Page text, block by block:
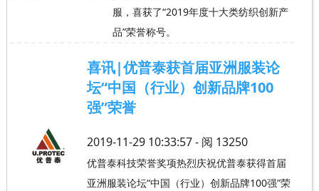
服，喜获了“2019年度十大类纺织创新产
品”荣誉称号。
喜讯|优普泰获首届亚洲服装论
坛“中国（行业）创新品牌100
强”荣誉
2019-11-29 10:33:57 - 阅 13250
优普泰科技荣誉奖项热烈庆祝优普泰获得首届
亚洲服装论坛“中国（行业）创新品牌100强”荣